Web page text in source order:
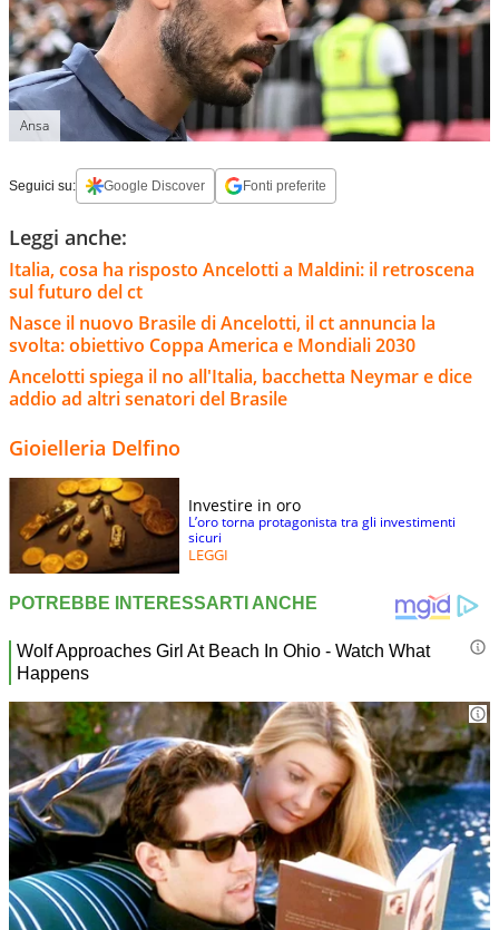
Ansa
Seguici su: Google Discover Fonti preferite
Leggi anche:
Italia, cosa ha risposto Ancelotti a Maldini: il retroscena
sul futuro del ct
Nasce il nuovo Brasile di Ancelotti, il ct annuncia la
svolta: obiettivo Coppa America e Mondiali 2030
Ancelotti spiega il no all'Italia, bacchetta Neymar e dice
addio ad altri senatori del Brasile
Gioielleria Delfino
Investire in oro
L’oro torna protagonista tra gli investimenti
sicuri
LEGGI